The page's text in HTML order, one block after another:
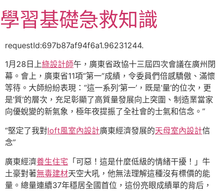
至
主
容
學習基礎急救知識
requestId:697b87af94f6a1.96231244.
1月28日上綠設計師午，廣東省政協十三屆四次會議在廣州閉
幕。會上，廣東省11項“第一”成績，令委員們倍感驕傲、滿懷
等待。大師紛紛表現：“這一系列‘第一’，既是‘量’的位次，更
是‘質’的層次，充足彰顯了高質量發展向上突圍、制造業當家
向優蛻變的新氣象，極年夜提振了全社會的士氣和信念。”
“堅定了我對loft風室內設計廣東經濟發展的天母室內設計信
念”
廣東經濟養生住宅 「可惡！這是什麼低級的情緒干擾！」牛
土豪對著無毒建材天空大吼，他無法理解這種沒有標價的能
量。總量連續37年穩居全國首位，這份亮眼成績單的背后，